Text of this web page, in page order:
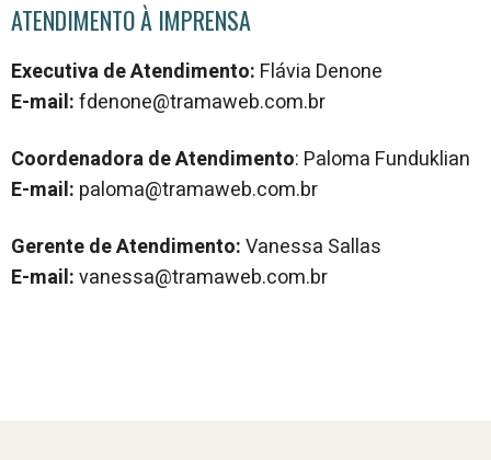
ATENDIMENTO À IMPRENSA
Executiva de Atendimento: Flávia Denone
E-mail:fdenone@tramaweb.com.br
Coordenadora de Atendimento: Paloma Funduklian
E-mail: paloma@tramaweb.com.br
Gerente de Atendimento:Vanessa Sallas
E-mail:vanessa@tramaweb.com.br